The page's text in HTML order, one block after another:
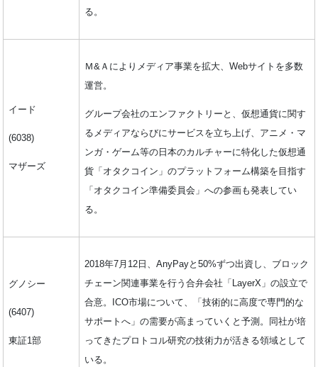
る。
イード
(6038)
マザーズ
Ｍ&Ａによりメディア事業を拡大、Webサイトを多数
運営。
グループ会社のエンファクトリーと、仮想通貨に関す
るメディアならびにサービスを立ち上げ、アニメ・マ
ンガ・ゲーム等の日本のカルチャーに特化した仮想通
貨「オタクコイン」のプラットフォーム構築を目指す
「オタクコイン準備委員会」への参画も発表してい
る。
グノシー
(6407)
東証1部
2018年7月12日、AnyPayと50%ずつ出資し、ブロック
チェーン関連事業を⾏う合弁会社「LayerX」の設⽴で
合意。ICO市場について、「技術的に⾼度で専⾨的な
サポートへ」の需要が⾼まっていくと予測。同社が培
ってきたプロトコル研究の技術⼒が活きる領域として
いる。